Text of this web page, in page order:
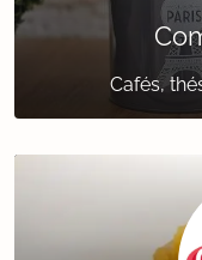
Cafés,